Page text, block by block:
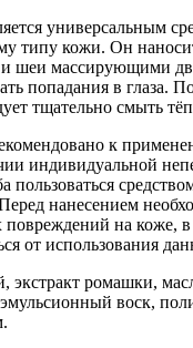
универсальным
типу кожи. Он
шеи массирующими
попадания в глаза.
тщательно смыть
к
индивидуальной
пользоваться
нанесением
повреждений на коже,
от использования
экстракт ромашки,
воск,